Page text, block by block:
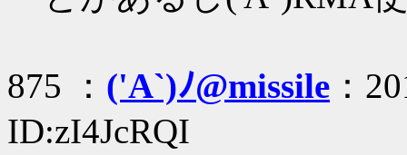
875 ： ('A`)ﾉ@missile ：
ID:zI4JcRQI